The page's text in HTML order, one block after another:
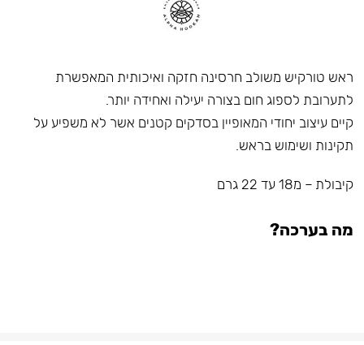
ראש טורקיש משולב חרסינה חזקה ואיכותית המאפשרת
לתערובת לספוג חום בצורה יעילה ואחידה יותר.
קיים עיצוב יחודי המאופיין בסדקים קטנים אשר לא משפיע על
תקינות ושימוש בראש.
קיבולת – מ18 עד 22 גרם
מה בערכה?